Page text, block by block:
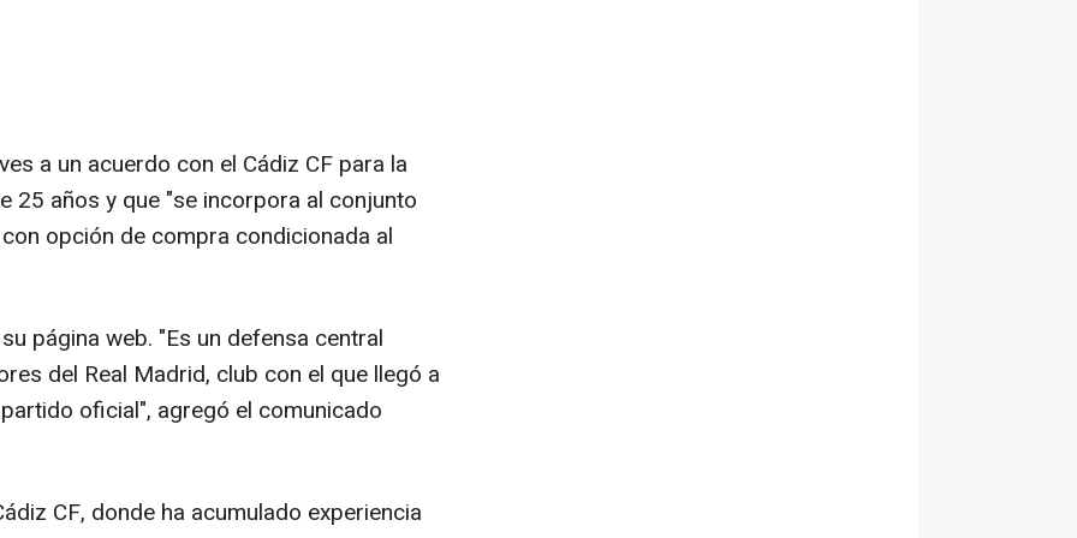
a un acuerdo con el Cádiz CF para la
25 años y que "se incorpora al conjunto
opción de compra condicionada al
página web. "Es un defensa central
del Real Madrid, club con el que llegó a
oficial", agregó el comunicado
CF, donde ha acumulado experiencia